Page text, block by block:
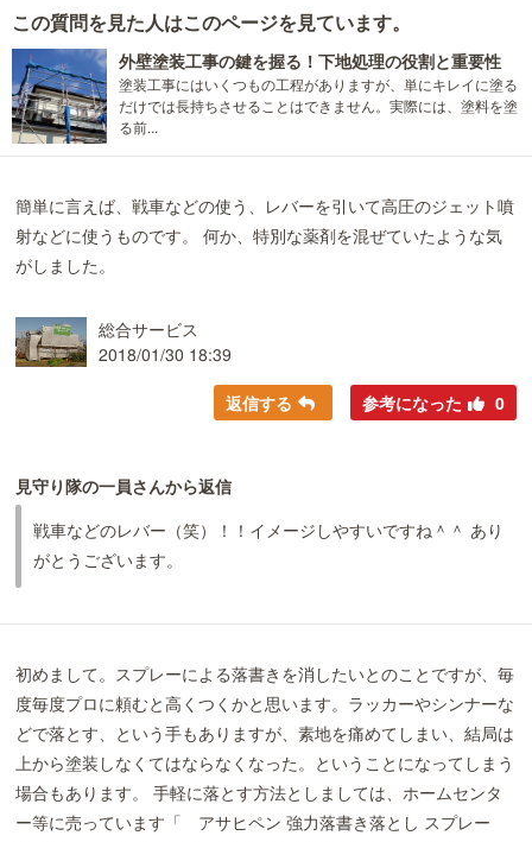
この質問を見た人はこのページを見ています。
外壁塗装工事の鍵を握る！下地処理の役割と重要性
塗装工事にはいくつもの工程がありますが、単にキレイに塗る
だけでは長持ちさせることはできません。実際には、塗料を塗
る前...
簡単に言えば、戦車などの使う、レバーを引いて高圧のジェット噴
射などに使うものです。 何か、特別な薬剤を混ぜていたような気
がしました。
総合サービス
2018/01/30 18:39
返信する 参考になった 0
見守り隊の一員さんから返信
戦車などのレバー（笑）！！イメージしやすいですね＾＾ あり
がとうございます。
初めまして。スプレーによる落書きを消したいとのことですが、毎
度毎度プロに頼むと高くつくかと思います。ラッカーやシンナーな
どで落とす、という手もありますが、素地を痛めてしまい、結局は
上から塗装しなくてはならなくなった。ということになってしまう
場合もあります。 手軽に落とす方法としましては、ホームセンタ
ー等に売っています「 アサヒペン 強力落書き落とし スプレー